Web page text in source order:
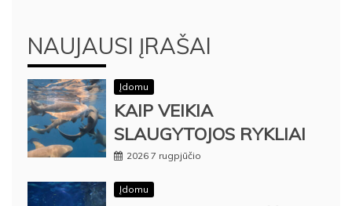
NAUJAUSI ĮRAŠAI
Įdomu
KAIP VEIKIA
SLAUGYTOJOS RYKLIAI
2026 7 rugpjūčio
Įdomu